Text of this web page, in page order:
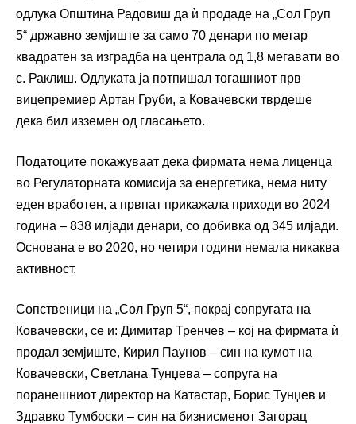
одлука Општина Радовиш да ѝ продаде на „Сол Груп
5“ државно земјиште за само 70 денари по метар
квадратен за изградба на централа од 1,8 мегавати во
с. Раклиш. Одлуката ја потпишал тогашниот прв
вицепремиер Артан Груби, а Ковачевски тврдеше
дека бил изземен од гласањето.
Податоците покажуваат дека фирмата нема лиценца
во Регулаторната комисија за енергетика, нема ниту
еден вработен, а првпат прикажала приходи во 2024
година – 838 илјади денари, со добивка од 345 илјади.
Основана е во 2020, но четири години немала никаква
активност.
Сопственици на „Сол Груп 5“, покрај сопругата на
Ковачевски, се и: Димитар Тренчев – кој на фирмата ѝ
продал земјиште, Кирил Паунов – син на кумот на
Ковачевски, Светлана Тунџева – сопруга на
поранешниот директор на Катастар, Борис Тунџев и
Здравко Тумбоски – син на бизнисменот Загорац